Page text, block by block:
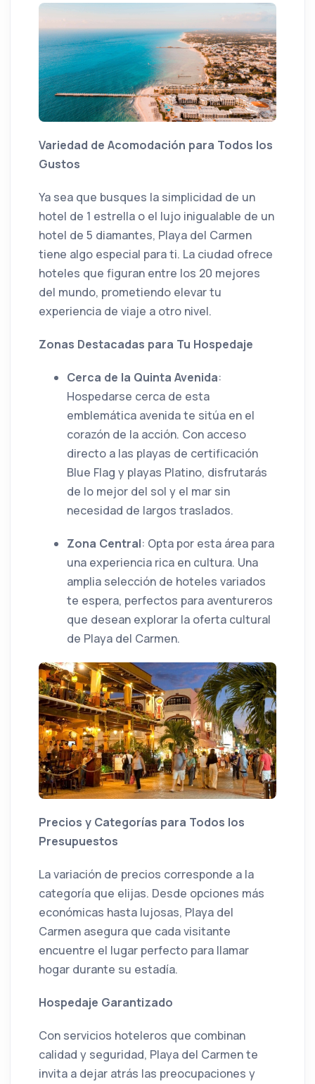
Variedad de Acomodación para Todos los
Gustos
Ya sea que busques la simplicidad de un
hotel de 1 estrella o el lujo inigualable de un
hotel de 5 diamantes, Playa del Carmen
tiene algo especial para ti. La ciudad ofrece
hoteles que figuran entre los 20 mejores
del mundo, prometiendo elevar tu
experiencia de viaje a otro nivel.
Zonas Destacadas para Tu Hospedaje
Cerca de la Quinta Avenida:
Hospedarse cerca de esta
emblemática avenida te sitúa en el
corazón de la acción. Con acceso
directo a las playas de certificación
Blue Flag y playas Platino, disfrutarás
de lo mejor del sol y el mar sin
necesidad de largos traslados.
Zona Central: Opta por esta área para
una experiencia rica en cultura. Una
amplia selección de hoteles variados
te espera, perfectos para aventureros
que desean explorar la oferta cultural
de Playa del Carmen.
Precios y Categorías para Todos los
Presupuestos
La variación de precios corresponde a la
categoría que elijas. Desde opciones más
económicas hasta lujosas, Playa del
Carmen asegura que cada visitante
encuentre el lugar perfecto para llamar
hogar durante su estadía.
Hospedaje Garantizado
Con servicios hoteleros que combinan
calidad y seguridad, Playa del Carmen te
invita a dejar atrás las preocupaciones y